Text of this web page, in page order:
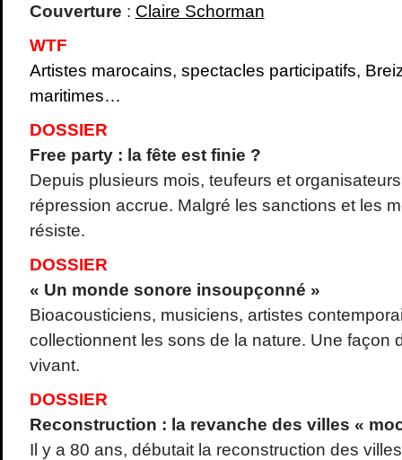
Couverture : Claire Schorman
WTF
Artistes marocains, spectacles participatifs,
maritimes…
DOSSIER
Free party : la fête est finie ?
Depuis plusieurs mois, teufeurs et
répression accrue. Malgré les sanctions et les
résiste.
DOSSIER
« Un monde sonore insoupçonné »
Bioacousticiens, musiciens, artistes
collectionnent les sons de la nature. Une façon
vivant.
DOSSIER
Reconstruction : la revanche des villes «
Il y a 80 ans, débutait la reconstruction des